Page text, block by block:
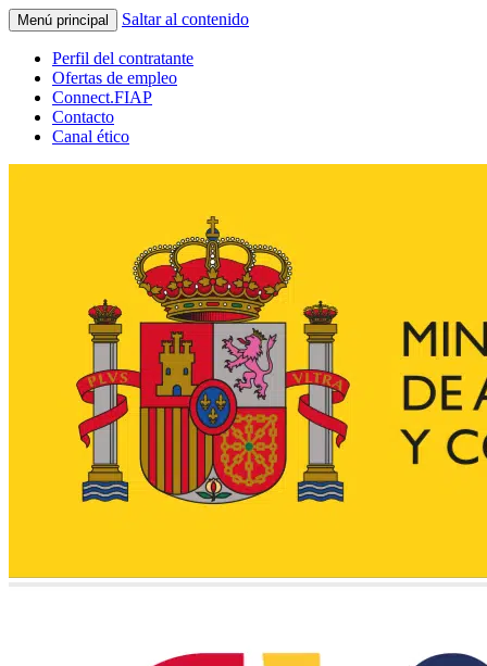
Menú principal Saltar al contenido
Perfil del contratante
Ofertas de empleo
Connect.FIAP
Contacto
Canal ético